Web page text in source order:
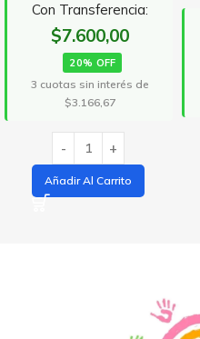
Con Transferencia:
$7.600,00
20% OFF
3 cuotas sin interés de
$3.166,67
Añadir Al Carrito